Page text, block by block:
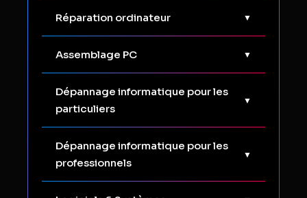
Optimisation PC
Virus & sécurité
Réparation ordinateur ▼
Réparation PC fixe
Software
Hardware
Assemblage PC ▼
Assemblage ordinateur bureautique
Guides achats
Tutoriels montage
Dépannage informatique pour les
particuliers
▼
À domicile
Dépannage informatique pour les
professionnels
▼